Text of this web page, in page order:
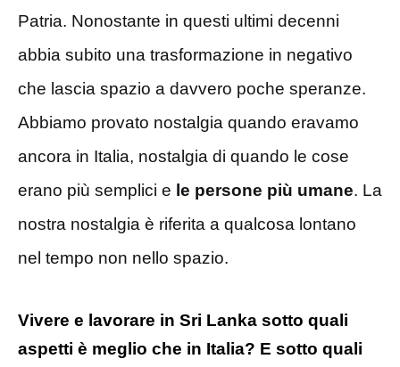
Patria. Nonostante in questi ultimi decenni
abbia subito una trasformazione in negativo
che lascia spazio a davvero poche speranze.
Abbiamo provato nostalgia quando eravamo
ancora in Italia, nostalgia di quando le cose
erano più semplici e le persone più umane. La
nostra nostalgia è riferita a qualcosa lontano
nel tempo non nello spazio.
Vivere e lavorare in Sri Lanka sotto quali
aspetti è meglio che in Italia? E sotto quali